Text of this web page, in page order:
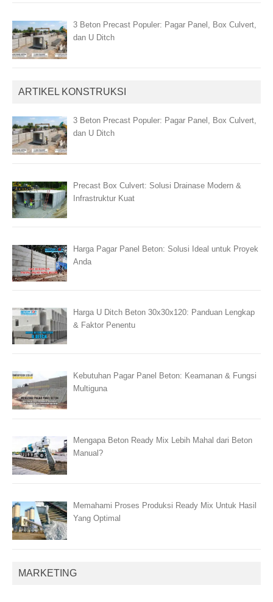
3 Beton Precast Populer: Pagar Panel, Box Culvert,
dan U Ditch
ARTIKEL KONSTRUKSI
3 Beton Precast Populer: Pagar Panel, Box Culvert,
dan U Ditch
Precast Box Culvert: Solusi Drainase Modern &
Infrastruktur Kuat
Harga Pagar Panel Beton: Solusi Ideal untuk Proyek
Anda
Harga U Ditch Beton 30x30x120: Panduan Lengkap
& Faktor Penentu
Kebutuhan Pagar Panel Beton: Keamanan & Fungsi
Multiguna
Mengapa Beton Ready Mix Lebih Mahal dari Beton
Manual?
Memahami Proses Produksi Ready Mix Untuk Hasil
Yang Optimal
MARKETING